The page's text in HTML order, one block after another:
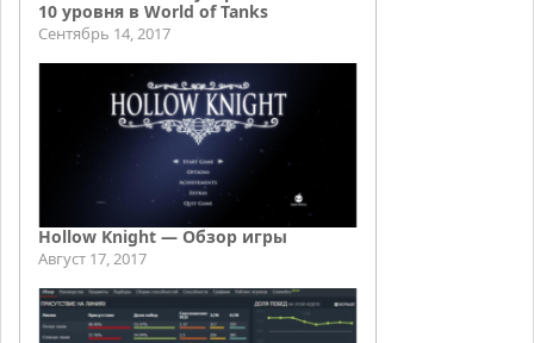
10 уровня в World of Tanks
Сентябрь 14, 2017
Hollow Knight — Обзор игры
Август 17, 2017